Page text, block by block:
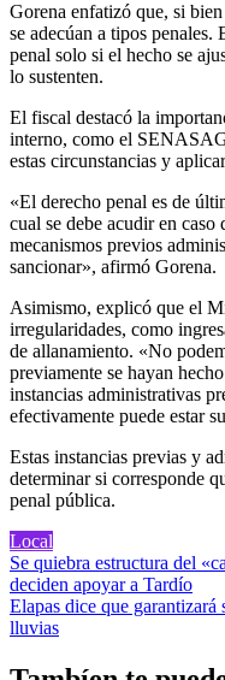
Gorena enfatizó que, si
se adecúan a tipos
penal solo si el hecho se
lo sustenten.
El fiscal destacó la
interno, como el
estas circunstancias y
«El derecho penal es de
cual se debe acudir en caso
mecanismos previos
sancionar», afirmó Gorena.
Asimismo, explicó que el
irregularidades, como
de allanamiento. «No
previamente se hayan
instancias administrativas
efectivamente puede estar
Estas instancias previas y
determinar si corresponde
penal pública.
Local
Navegación
de
entradas
Se quiebra estructura del
deciden apoyar a Tardío
Elapas dice que garantizará
lluvias